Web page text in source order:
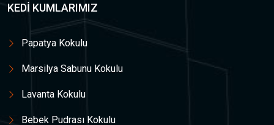
KEDI KUMLARIMIZ
Papatya Kokulu
Marsilya Sabunu Kokulu
Lavanta Kokulu
Bebek Pudrası Kokulu